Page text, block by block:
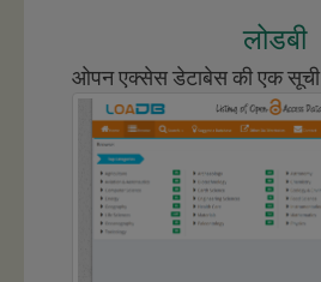
लोडबी
ओपन एक्सेस डेटाबेस की एक सूची